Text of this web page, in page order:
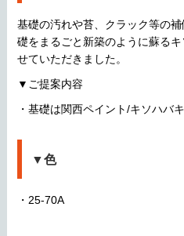
基礎の汚れや苔、クラック等の
礎をまるごと新築のように蘇る
せていただきました。
▼ご提案内容
・基礎は関西ペイント/キソハバ
▼色
・25-70A